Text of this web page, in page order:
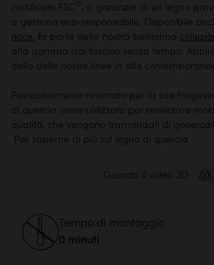
certificato FSC
, a garanzia di un legno
a gestione eco-responsabile. Disponibile
noce, fa parte della nostra bellissima
alta gamma dal fascino senza tempo.
della delle nostre linee in stile
Particolarmente rinomato per la sua
di quercia viene utilizzato per realizzare
qualità, che vengono tramandati di
Per saperne di più sul legno di quercia.
Guarda il video 3D
Tempo di montaggio
0 minuti